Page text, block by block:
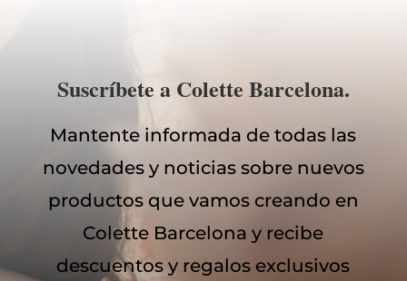
Suscríbete a Colette Barcelona.
Mantente informada de todas las
novedades y noticias sobre nuevos
productos que vamos creando en
Colette Barcelona y recibe
descuentos y regalos exclusivos